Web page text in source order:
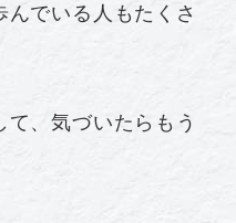
でいる人もたくさ
、気づいたらもう